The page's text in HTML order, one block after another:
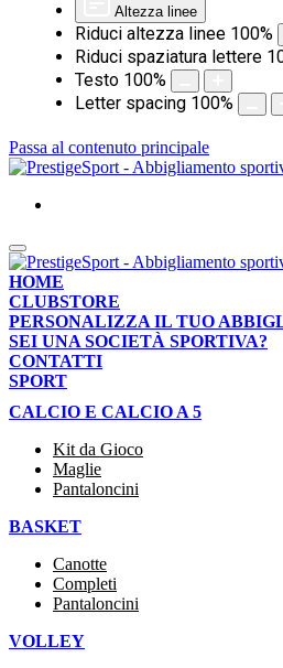
Altezza linee
Riduci altezza linee 100%
Riduci spaziatura lettere
Testo 100%
Letter spacing 100%
Passa al contenuto principale
HOME
CLUBSTORE
PERSONALIZZA IL TUO
SEI UNA SOCIETÀ SPORTIVA?
CONTATTI
SPORT
CALCIO E CALCIO A 5
Kit da Gioco
Maglie
Pantaloncini
BASKET
Canotte
Completi
Pantaloncini
VOLLEY